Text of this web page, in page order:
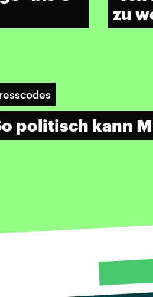
zu
politisch kann